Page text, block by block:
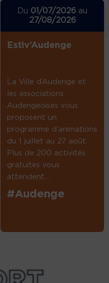
Du 01/07/2026 au
27/08/2026
Estiv’Audenge
La Ville d’Audenge et
les associations
Audengeoises vous
proposent un
programme d’animations
du 1 juillet au 27 août.
Plus de 200 activités
gratuites vous
attendent....
#Audenge